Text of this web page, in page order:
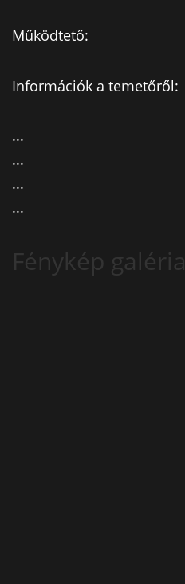
Működtető:
Információk a temetőről:
...
...
...
...
Fénykép galéria